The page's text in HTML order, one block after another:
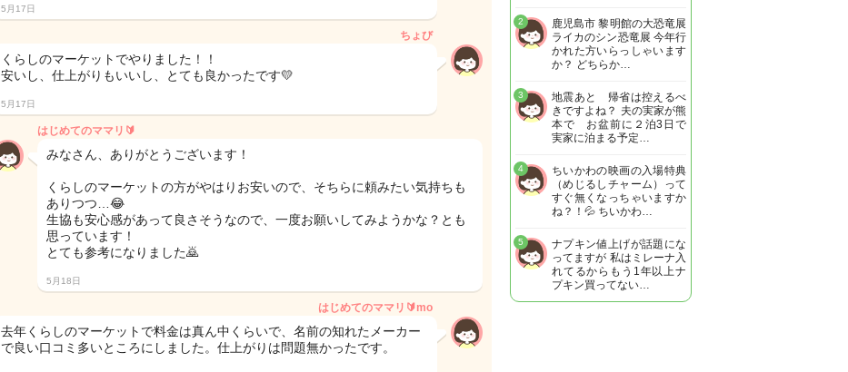
5月17日
ちょび
くらしのマーケットでやりました！！
安いし、仕上がりもいいし、とても良かったです💛
5月17日
はじめてのママリ🔰
みなさん、ありがとうございます！
くらしのマーケットの方がやはりお安いので、そちらに頼みたい気持ちも
ありつつ…😂
生協も安心感があって良さそうなので、一度お願いしてみようかな？とも
思っています！
とても参考になりました🙇
5月18日
はじめてのママリ🔰mo
去年くらしのマーケットで料金は真ん中くらいで、名前の知れたメーカー
で良い口コミ多いところにしました。仕上がりは問題無かったです。
鹿児島市 黎明館の大恐竜展
ライカのシン恐竜展 今年行
かれた方いらっしゃいます
か？ どちらか…
2
地震あと 帰省は控えるべ
きですよね？ 夫の実家が熊
本で お盆前に２泊3日で
実家に泊まる予定…
3
ちいかわの映画の入場特典
（めじるしチャーム）って
すぐ無くなっちゃいますか
ね？！💦 ちいかわ…
4
ナプキン値上げが話題にな
ってますが 私はミレーナ入
れてるからもう1年以上ナ
プキン買ってない…
5